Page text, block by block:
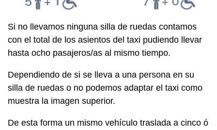
Si no llevamos ninguna silla de ruedas contamos
con el total de los asientos del taxi pudiendo llevar
hasta ocho pasajeros/as al mismo tiempo.
Dependiendo de si se lleva a una persona en su
silla de ruedas o no podemos adaptar el taxi como
muestra la imagen superior.
De esta forma un mismo vehículo traslada a cinco ó